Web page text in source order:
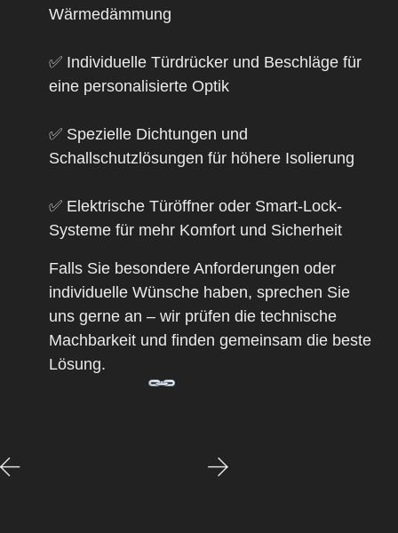
Wärmedämmung
✅ Individuelle Türdrücker und Beschläge für
eine personalisierte Optik
✅ Spezielle Dichtungen und
Schallschutzlösungen für höhere Isolierung
✅ Elektrische Türöffner oder Smart-Lock-
Systeme für mehr Komfort und Sicherheit
Falls Sie besondere Anforderungen oder
individuelle Wünsche haben, sprechen Sie
uns gerne an – wir prüfen die technische
Machbarkeit und finden gemeinsam die beste
Lösung.